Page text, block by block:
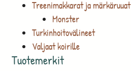
Treenimakkarat ja märkäruuat
Monster
Turkinhoitovälineet
Valjaat koirille
Tuotemerkit